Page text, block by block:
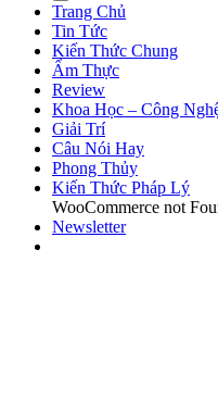
Trang Chủ
Tin Tức
Kiến Thức Chung
Ẩm Thực
Review
Khoa Học – Công
Giải Trí
Câu Nói Hay
Phong Thủy
Kiến Thức Pháp Lý
WooCommerce not
Newsletter